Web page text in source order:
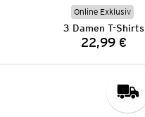
Online Exklusiv
3 Damen T-Shirts
Preis:
22,99 €